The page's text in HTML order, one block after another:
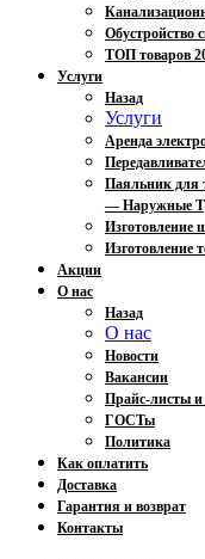
Обустройство
ТОП товаров
Услуги
Назад
Услуги
Аренда
Паяльник для
— Наружные
Изготовление
Изготовление
Акции
О нас
Назад
О нас
Новости
Вакансии
Прайс-листы
ГОСТы
Политика
Как оплатить
Доставка
Гарантия и возврат
Контакты